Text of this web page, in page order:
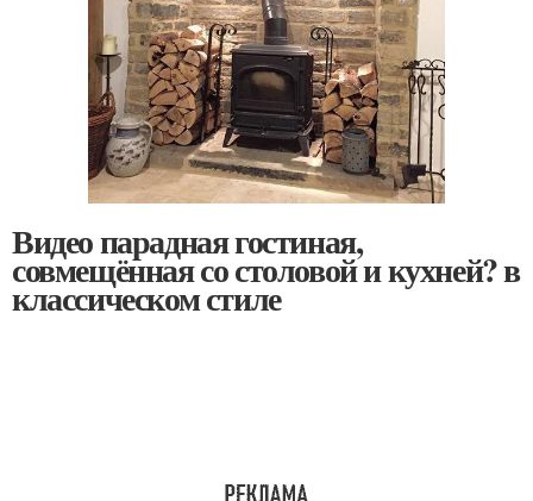
Видео парадная гостиная,
совмещённая со столовой и кухней? в
классическом стиле